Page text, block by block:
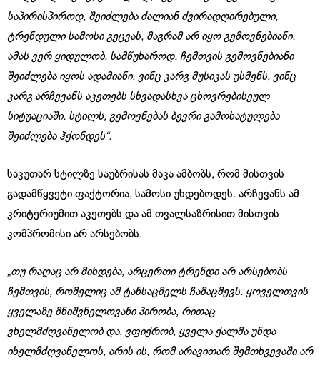
საპირისპიროდ, შეიძლება ძალიან ძვირადღირებული,
ტრენდული სამოსი გეცვას, მაგრამ არ იყო გემოვნებიანი.
ამას ვერ ყიდულობ, სამწუხაროდ. ჩემთვის გემოვნებიანი
შეიძლება იყოს ადამიანი, ვინც კარგ მუსიკას უსმენს, ვინც
კარგ არჩევანს აკეთებს სხვადასხვა ცხოვრებისეულ
სიტუაციაში. სტილს, გემოვნებას ბევრი გამოხატულება
შეიძლება ჰქონდეს“.
საკუთარ სტილზე საუბრისას მაკა ამბობს, რომ მისთვის
გადამწყვეტი ფაქტორია, სამოსი უხდებოდეს. არჩევანს ამ
კრიტერიუმით აკეთებს და ამ თვალსაზრისით მისთვის
კომპრომისი არ არსებობს.
„თუ რაღაც არ მიხდება, არცერთი ტრენდი არ არსებობს
ჩემთვის, რომელიც ამ ტანსაცმელს ჩამაცმევს. ყოველთვის
ყველაზე მნიშვნელოვანი პირობა, რითაც
ვხელმძღვანელობ და, ვფიქრობ, ყველა ქალმა უნდა
იხელმძღვანელოს, არის ის, რომ არავითარ შემთხვევაში არ